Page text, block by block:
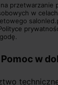
przetwarzanie
w
Pomoc w